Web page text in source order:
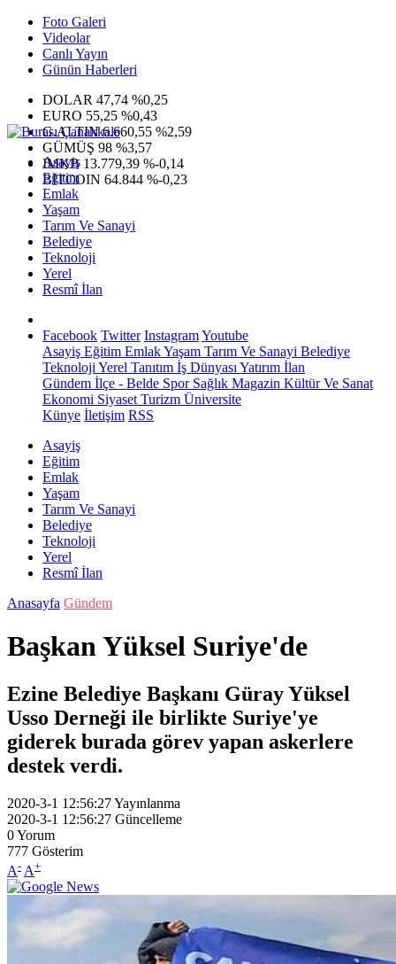
Foto Galeri
Videolar
Canlı Yayın
Günün Haberleri
DOLAR 47,74 %0,25
EURO 55,25 %0,43
G.ALTIN6.660,55 %2,59
GÜMÜŞ 98 %3,57
IMKB 13.779,39 %-0,14
BITCOIN 64.844 %-0,23
Asayiş
Eğitim
Emlak
Yaşam
Tarım Ve Sanayi
Belediye
Teknoloji
Yerel
Resmî İlan
Facebook Twitter InstagramYoutube
Asayiş Eğitim EmlakYaşam Tarım Ve Sanayi Belediye
Teknoloji Yerel Tanıtım İş Dünyası Yatırım İlan
Gündem İlçe - Belde SporSağlık Magazin Kültür Ve Sanat
Ekonomi Siyaset Turizm Üniversite
Künye İletişim RSS
Asayiş
Eğitim
Emlak
Yaşam
Tarım Ve Sanayi
Belediye
Teknoloji
Yerel
Resmî İlan
Anasayfa Gündem
Başkan Yüksel Suriye'de
Ezine Belediye Başkanı Güray Yüksel
Usso Derneği ile birlikte Suriye'ye
giderek burada görev yapan askerlere
destek verdi.
2020-3-1 12:56:27Yayınlanma
2020-3-1 12:56:27 Güncelleme
0Yorum
777 Gösterim
A- A+